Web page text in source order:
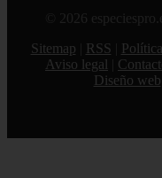
© 2026
Sitemap
RSS
Aviso legal
Diseño web